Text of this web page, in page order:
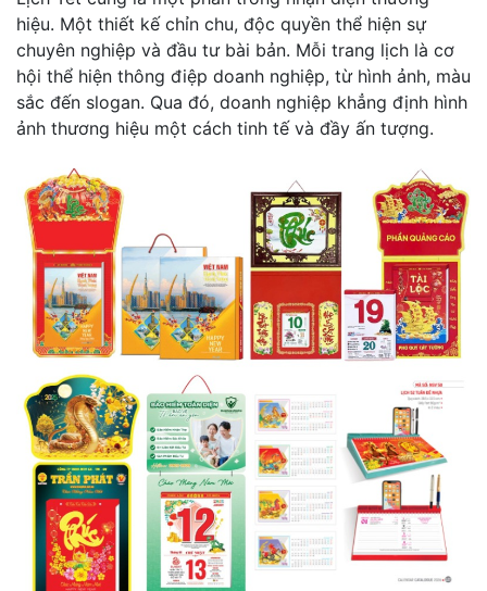
hiệu. Một thiết kế chỉn chu, độc quyền thể hiện sự
chuyên nghiệp và đầu tư bài bản. Mỗi trang lịch là cơ
hội thể hiện thông điệp doanh nghiệp, từ hình ảnh, màu
sắc đến slogan. Qua đó, doanh nghiệp khẳng định hình
ảnh thương hiệu một cách tinh tế và đầy ấn tượng.